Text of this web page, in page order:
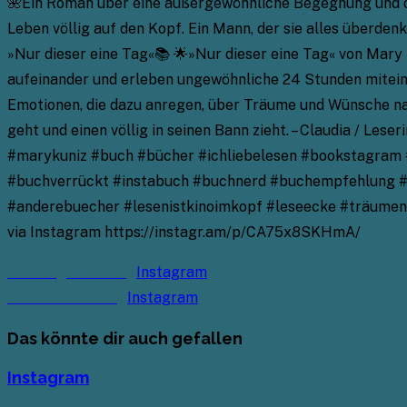
Leben völlig auf den Kopf. Ein Mann, der sie alles
»Nur dieser eine Tag«📚 🌟»Nur dieser eine Tag« von
aufeinander und erleben ungewöhnliche 24 Stunden
Emotionen, die dazu anregen, über Träume und Wünsche
geht und einen völlig in seinen Bann zieht. – Claudia /
#marykuniz #buch #bücher #ichliebelesen
#buchverrückt #instabuch #buchnerd #buchempfehlung
#anderebuecher #lesenistkinoimkopf #leseecke
via Instagram https://instagr.am/p/CA75x8SKHmA/
Instagram
Instagram
Das könnte dir auch gefallen
Instagram